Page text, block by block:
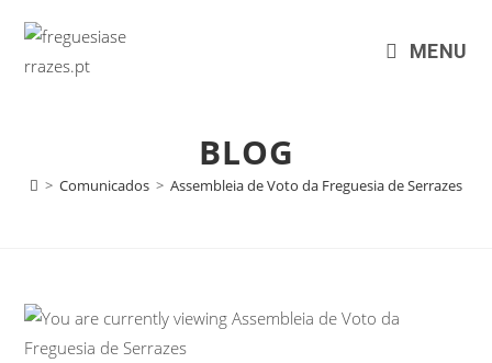
MENU
BLOG
> Comunicados > Assembleia de Voto da Freguesia de Serrazes